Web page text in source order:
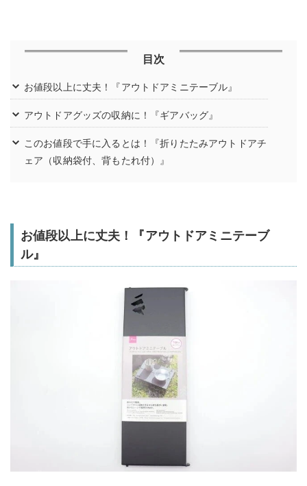
目次
お値段以上に丈夫！『アウトドアミニテーブル』
アウトドアグッズの収納に！『ギアバッグ』
このお値段で手に入るとは！『折りたたみアウトドアチ
ェア（収納袋付、背もたれ付）』
お値段以上に丈夫！『アウトドアミニテーブ
ル』